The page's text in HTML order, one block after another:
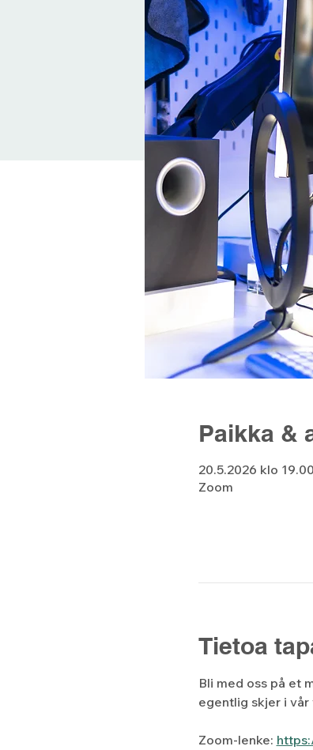
Paikka &
20.5.2026 klo
Zoom
Tietoa
Bli med oss på et
egentlig skjer i
Zoom-lenke: